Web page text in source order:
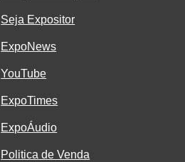
Seja Expositor
ExpoNews
YouTube
ExpoTimes
ExpoÁudio
Politica de Venda